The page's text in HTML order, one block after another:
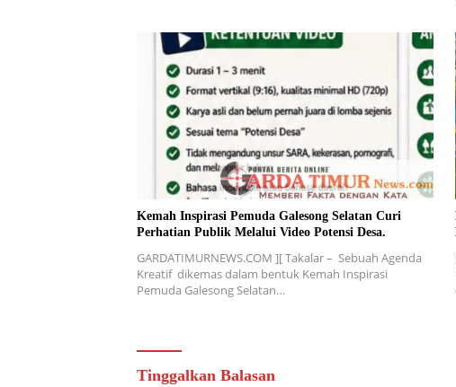
Kemah Inspirasi Pemuda Galesong Selatan Curi
Perhatian Publik Melalui Video Potensi Desa.
GARDATIMURNEWS.COM ][ Takalar – Sebuah Agenda
Kreatif dikemas dalam bentuk Kemah Inspirasi
Pemuda Galesong Selatan…
Tinggalkan Balasan